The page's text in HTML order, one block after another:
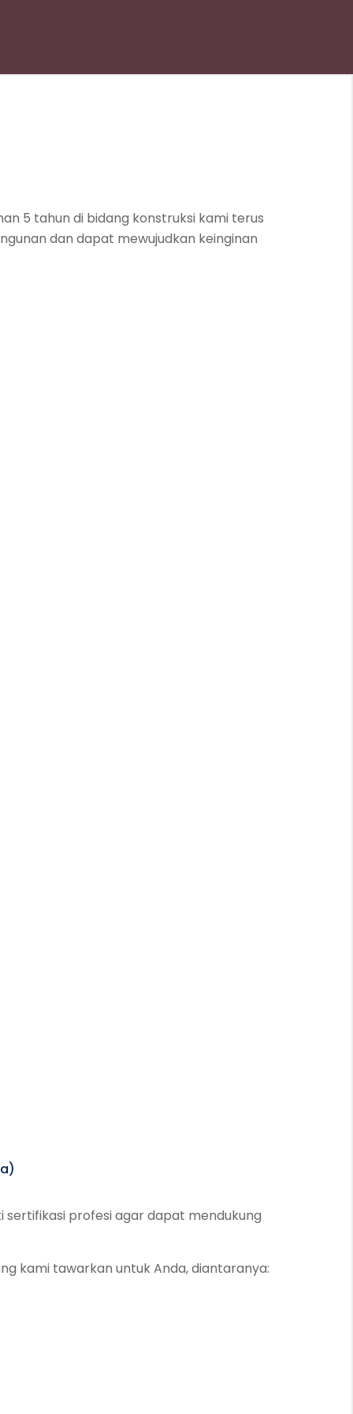
5 tahun di bidang konstruksi kami terus
dan dapat mewujudkan keinginan
sertifikasi profesi agar dapat mendukung
kami tawarkan untuk Anda, diantaranya: